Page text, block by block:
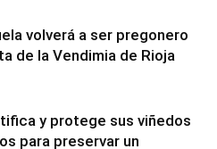
volverá a ser pregonero
de la Vendimia de Rioja
y protege sus viñedos
para preservar un